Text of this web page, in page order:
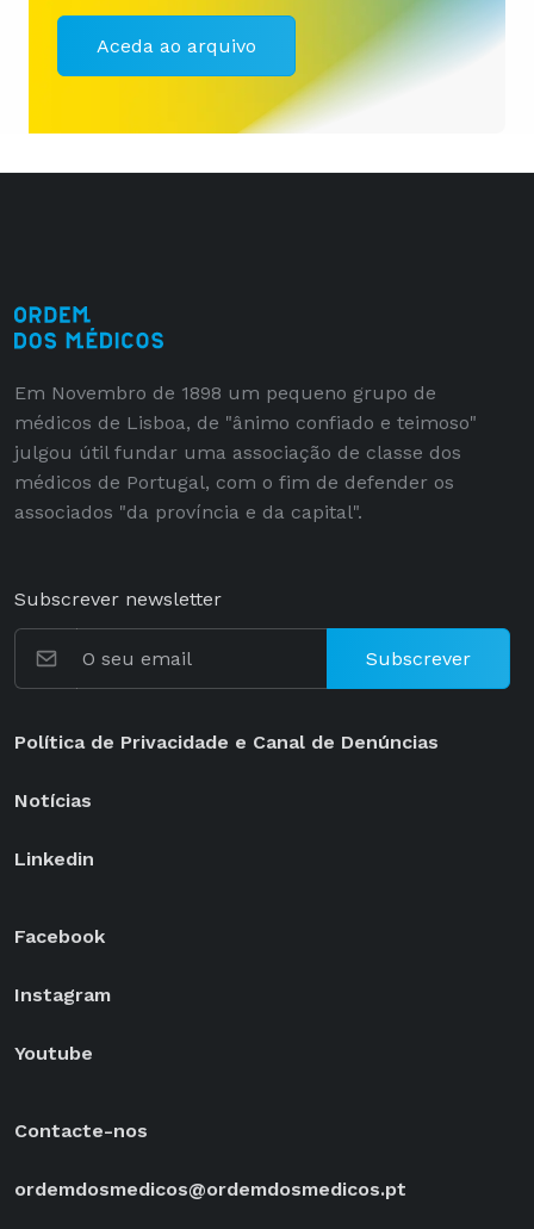
Aceda ao arquivo
Em Novembro de 1898 um pequeno grupo de
médicos de Lisboa, de "ânimo confiado e teimoso"
julgou útil fundar uma associação de classe dos
médicos de Portugal, com o fim de defender os
associados "da província e da capital".
Subscrever newsletter
Subscrever
Política de Privacidade e Canal de Denúncias
Notícias
Linkedin
Facebook
Instagram
Youtube
Contacte-nos
ordemdosmedicos@ordemdosmedicos.pt